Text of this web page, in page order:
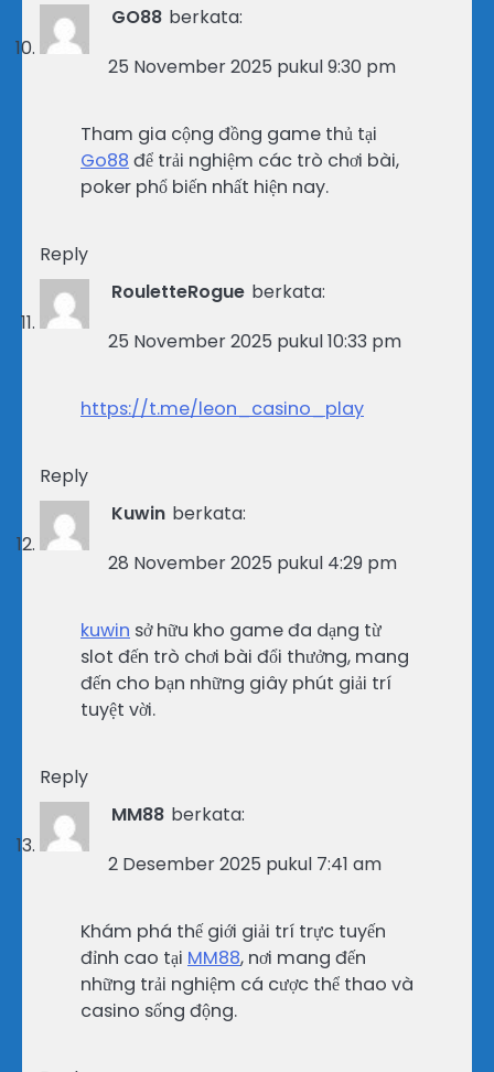
GO88 berkata:
25 November 2025 pukul 9:30 pm
Tham gia cộng đồng game thủ tại
Go88 để trải nghiệm các trò chơi bài,
poker phổ biến nhất hiện nay.
Reply
RouletteRogue berkata:
25 November 2025 pukul 10:33 pm
https://t.me/leon_casino_play
Reply
Kuwin berkata:
28 November 2025 pukul 4:29 pm
kuwin sở hữu kho game đa dạng từ
slot đến trò chơi bài đổi thưởng, mang
đến cho bạn những giây phút giải trí
tuyệt vời.
Reply
MM88 berkata:
2 Desember 2025 pukul 7:41 am
Khám phá thế giới giải trí trực tuyến
đỉnh cao tại MM88, nơi mang đến
những trải nghiệm cá cược thể thao và
casino sống động.